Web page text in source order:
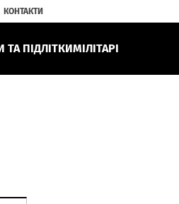
КОНТАКТИ
ТА ПІДЛІТКИМІЛІТАРІ